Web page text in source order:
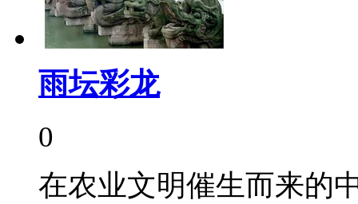
雨坛彩龙
0
在农业文明催生而来的